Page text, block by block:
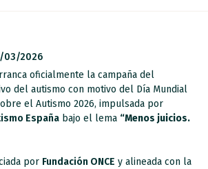
03/2026
oficialmente la campaña del
del autismo con motivo del Día Mundial
el Autismo 2026, impulsada por
España bajo el lema “Menos juicios.
por Fundación ONCE y alineada con la